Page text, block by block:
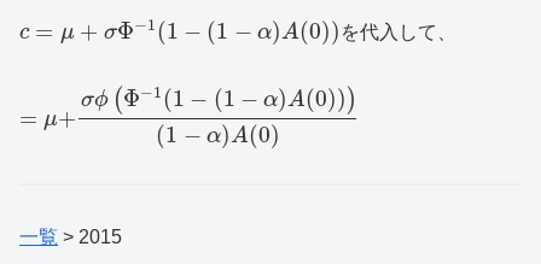
c = μ + σΦ−1(1 − (1 − α)A(0)) を代入して、
= μ+
σϕ (Φ−1(1 − (1 − α)A(0)))
(1 − α) A(0)
一覧 > 2015